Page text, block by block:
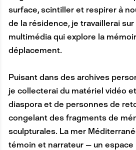
surface, scintiller et respirer à
de la résidence, je travaillerai
multimédia qui explore la
déplacement.
Puisant dans des archives
je collecterai du matériel vidéo
diaspora et de personnes de
congelant des fragments de
sculpturales. La mer
témoin et narrateur — un